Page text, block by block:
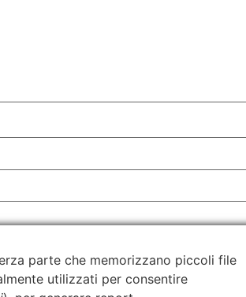
parte che memorizzano piccoli file
utilizzati per consentire